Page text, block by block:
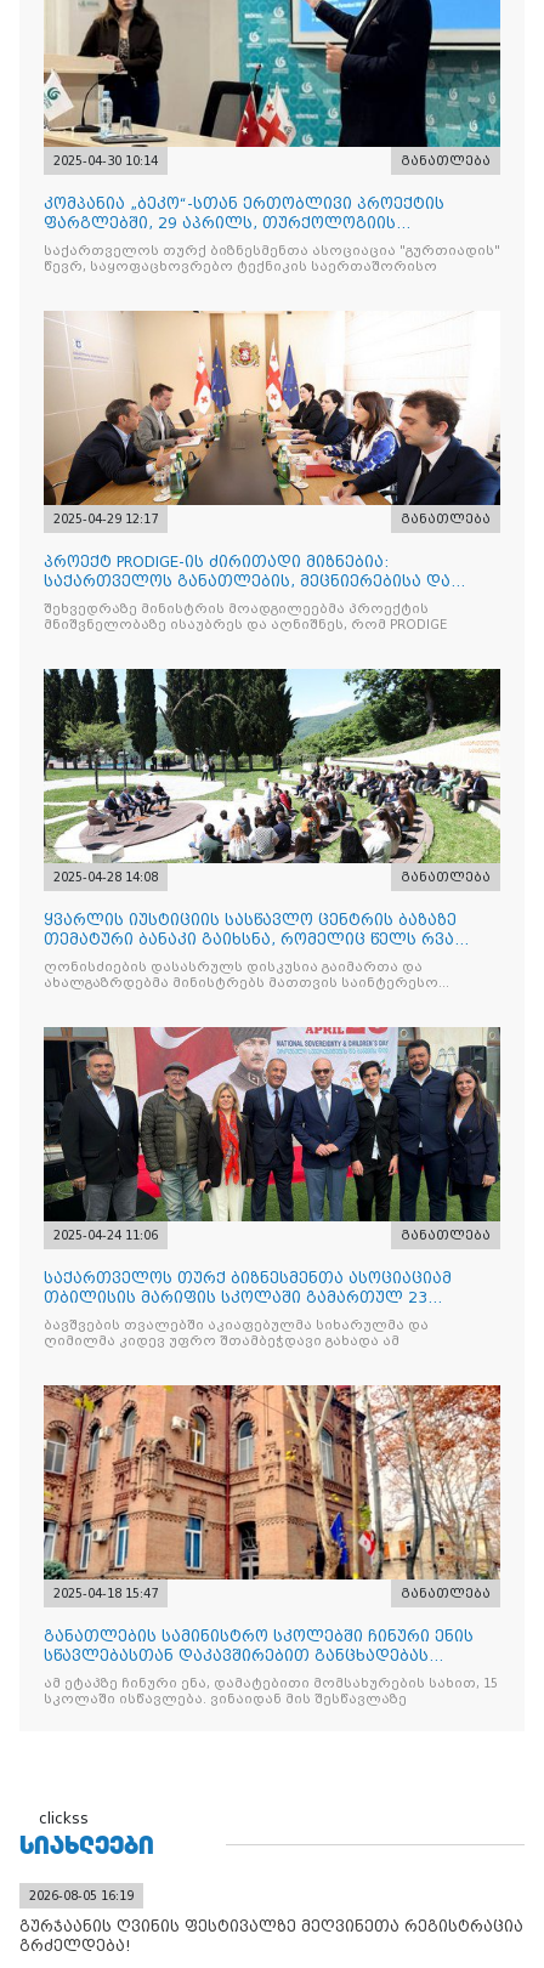
2025-04-30 10:14 განათლება
კომპანია „ბეკო“-სთან ერთობლივი პროექტის
ფარგლებში, 29 აპრილს, თურქოლოგიის
მიმართულებისა და თბილისის
საქართველოს თურქ ბიზნესმენთა ასოციაცია "გურთიადის"
წევრ, საყოფაცხოვრებო ტექნიკის საერთაშორისო
2025-04-29 12:17 განათლება
პროექტ PRODIGE-ის ძირითადი მიზნებია:
საქართველოს განათლების, მეცნიერებისა და
ახალგაზრდობის სამინისტრ
შეხვედრაზე მინისტრის მოადგილეებმა პროექტის
მნიშვნელობაზე ისაუბრეს და აღნიშნეს, რომ PRODIGE
2025-04-28 14:08 განათლება
ყვარლის იუსტიციის სასწავლო ცენტრის ბაზაზე
თემატური ბანაკი გაიხსნა, რომელიც წელს რვა
ნაკადად ჩატარდებ
ღონისძიების დასასრულს დისკუსია გაიმართა და
ახალგაზრდებმა მინისტრებს მათთვის საინტერესო
2025-04-24 11:06 განათლება
საქართველოს თურქ ბიზნესმენთა ასოციაციამ
თბილისის მარიფის სკოლაში გამართულ 23
აპრილის ეროვნული სუვერე
ბავშვების თვალებში აკიაფებულმა სიხარულმა და
ღიმილმა კიდევ უფრო შთამბეჭდავი გახადა ამ
2025-04-18 15:47 განათლება
განათლების სამინისტრო სკოლებში ჩინური ენის
სწავლებასთან დაკავშირებით განცხადებას
ავრცელებს
ამ ეტაპზე ჩინური ენა, დამატებითი მომსახურების სახით, 15
სკოლაში ისწავლება. ვინაიდან მის შესწავლაზე
clickss
ᲡᲘᲐᲮᲚᲔᲔᲑᲘ
2026-08-05 16:19
გურჯაანის ღვინის ფესტივალზე მეღვინეთა რეგისტრაცია
გრძელდება!